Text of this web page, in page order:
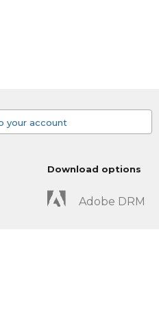
your account
Download options
Adobe DRM